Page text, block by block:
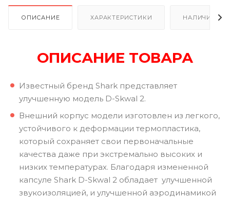
ОПИСАНИЕ ХАРАКТЕРИСТИКИ НАЛИЧИЕ В
ОПИСАНИЕ ТОВАРА
Известный бренд Shark представляет
улучшенную модель D-Skwal 2.
Внешний корпус модели изготовлен из легкого,
устойчивого к деформации термопластика,
который сохраняет свои первоначальные
качества даже при экстремально высоких и
низких температурах. Благодаря измененной
капсуле Shark D-Skwal 2 обладает улучшенной
звукоизоляцией, и улучшенной аэродинамикой